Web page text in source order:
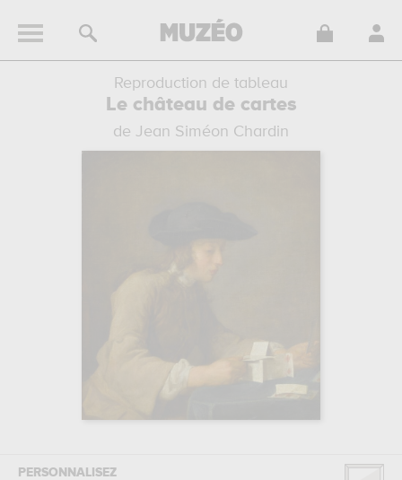
Reproduction de tableau
Le château de cartes
de Jean Siméon Chardin
PERSONNALISEZ